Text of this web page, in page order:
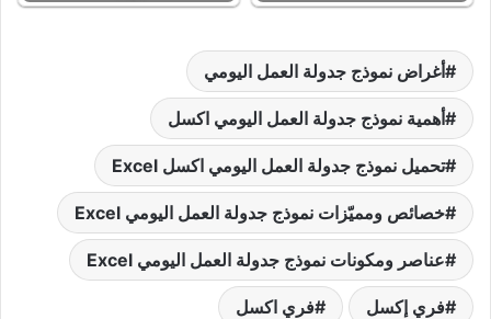
أغراض نموذج جدولة العمل اليومي
أهمية نموذج جدولة العمل اليومي اكسل
تحميل نموذج جدولة العمل اليومي اكسل Excel
خصائص ومميّزات نموذج جدولة العمل اليومي Excel
عناصر ومكونات نموذج جدولة العمل اليومي Excel
فري إكسل فري اكسل